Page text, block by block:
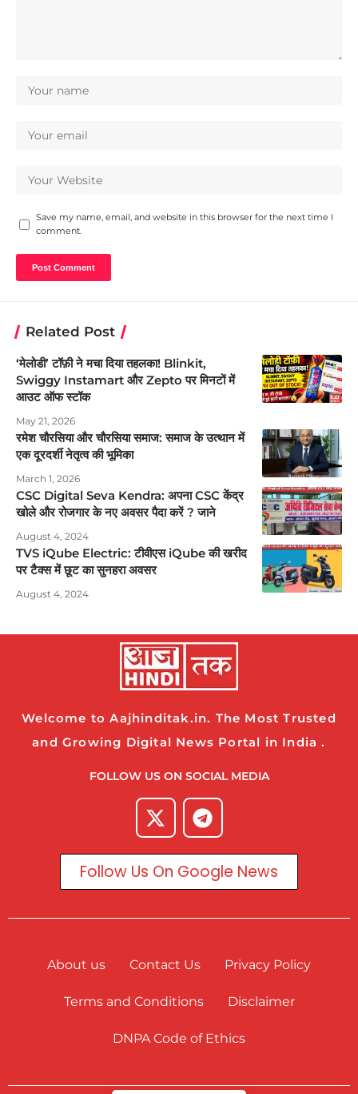
Save my name, email, and website in this browser for the next time I
comment.
Related Post
‘मेलोडी’ टॉफ़ी ने मचा दिया तहलका! Blinkit,
Swiggy Instamart और Zepto पर मिनटों में
आउट ऑफ स्टॉक
May 21, 2026
रमेश चौरसिया और चौरसिया समाज: समाज के उत्थान में
एक दूरदर्शी नेतृत्व की भूमिका
March 1, 2026
CSC Digital Seva Kendra: अपना CSC केंद्र
खोले और रोजगार के नए अवसर पैदा करें ? जाने
August 4, 2024
TVS iQube Electric: टीवीएस iQube की खरीद
पर टैक्स में छूट का सुनहरा अवसर
August 4, 2024
Welcome to Aajhinditak.in. The Most Trusted
and Growing Digital News Portal in India .
FOLLOW US ON SOCIAL MEDIA
Follow Us On Google News
About us Contact Us Privacy Policy
Terms and Conditions Disclaimer
DNPA Code of Ethics